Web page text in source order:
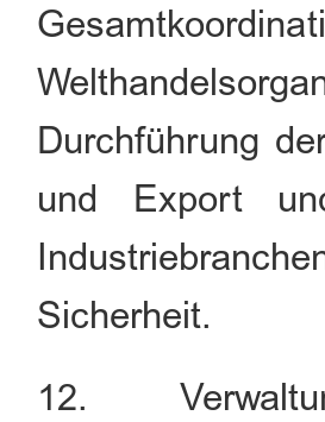
Durchführung
und Export
Sicherheit.
12.